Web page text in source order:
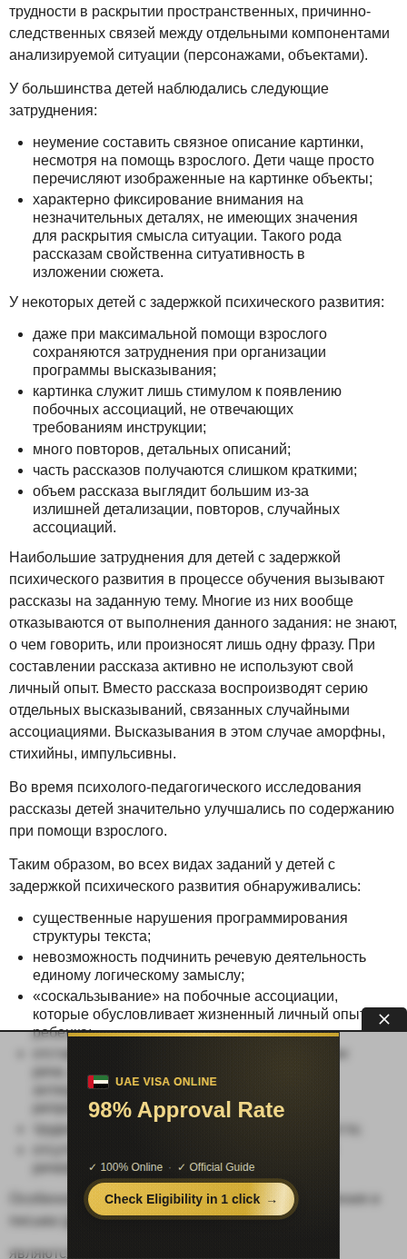
трудности в раскрытии пространственных, причинно-
следственных связей между отдельными компонентами
анализируемой ситуации (персонажами, объектами).
У большинства детей наблюдались следующие
затруднения:
неумение составить связное описание картинки,
несмотря на помощь взрослого. Дети чаще просто
перечисляют изображенные на картинке объекты;
характерно фиксирование внимания на
незначительных деталях, не имеющих значения
для раскрытия смысла ситуации. Такого рода
рассказам свойственна ситуативность в
изложении сюжета.
У некоторых детей с задержкой психического развития:
даже при максимальной помощи взрослого
сохраняются затруднения при организации
программы высказывания;
картинка служит лишь стимулом к появлению
побочных ассоциаций, не отвечающих
требованиям инструкции;
много повторов, детальных описаний;
часть рассказов получаются слишком краткими;
объем рассказа выглядит большим из-за
излишней детализации, повторов, случайных
ассоциаций.
Наибольшие затруднения для детей с задержкой
психического развития в процессе обучения вызывают
рассказы на заданную тему. Многие из них вообще
отказываются от выполнения данного задания: не знают,
о чем говорить, или произносят лишь одну фразу. При
составлении рассказа активно не используют свой
личный опыт. Вместо рассказа воспроизводят серию
отдельных высказываний, связанных случайными
ассоциациями. Высказывания в этом случае аморфны,
стихийны, импульсивны.
Во время психолого-педагогического исследования
рассказы детей значительно улучшались по содержанию
при помощи взрослого.
Таким образом, во всех видах заданий у детей с
задержкой психического развития обнаруживались:
существенные нарушения программирования
структуры текста;
невозможность подчинить речевую деятельность
единому логическому замыслу;
«соскальзывание» на побочные ассоциации,
которые обусловливает жизненный личный опыт
ребенка;
речи, которая в онтогенезе связана с
антиципирующим воображением, пусть и
репродуктивного характера;
трудности кодирования и декодирования текста;
речевой деятельности.
Особенности письменной речи. Расстройства чтения и
письма (дислексия и дисграфия)
являются характерными для детей с задержкой